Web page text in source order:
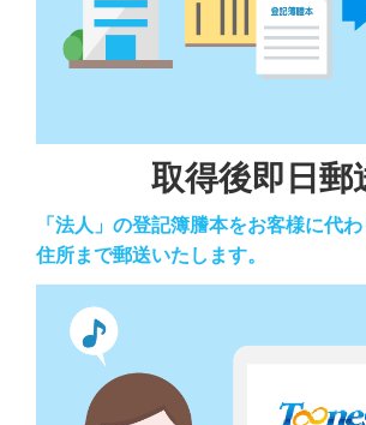
取得後即日郵
「法人」の登記簿謄本をお客様に代
住所まで郵送いたします。